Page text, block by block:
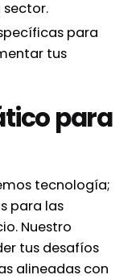
para
tus
para
tecnología;
para las
Nuestro
tus desafíos
alineadas con